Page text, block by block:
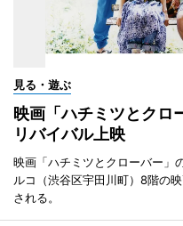
見る・遊ぶ
映画「ハチミツとクロ
リバイバル上映
映画「ハチミツとクローバー」
ルコ（渋谷区宇田川町）8階の
される。